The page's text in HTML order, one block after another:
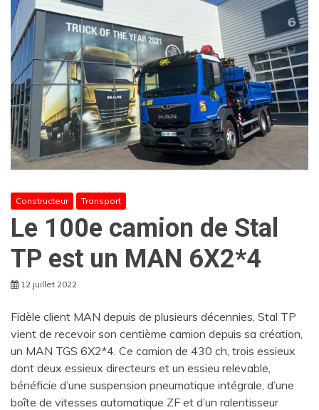
Constructeur Transport
Le 100e camion de Stal
TP est un MAN 6X2*4
12 juillet 2022
Fidèle client MAN depuis de plusieurs décennies, Stal TP
vient de recevoir son centième camion depuis sa création,
un MAN TGS 6X2*4. Ce camion de 430 ch, trois essieux
dont deux essieux directeurs et un essieu relevable,
bénéficie d’une suspension pneumatique intégrale, d’une
boîte de vitesses automatique ZF et d’un ralentisseur